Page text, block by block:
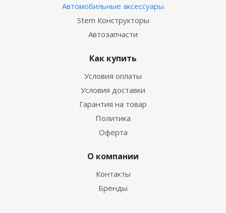
Автомобильные аксессуары
Stem Конструкторы
Автозапчасти
Как купить
Условия оплаты
Условия доставки
Гарантия на товар
Политика
Оферта
О компании
Контакты
Бренды